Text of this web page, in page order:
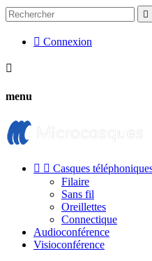

 Connexion

menu
  Casques
Filaire
Sans fil
Oreillettes
Connectique
Audioconférence
Visioconférence